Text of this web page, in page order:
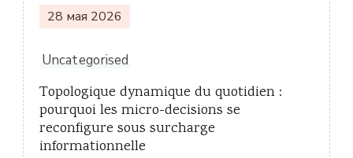
28 мая 2026
Uncategorised
Topologique dynamique du quotidien :
pourquoi les micro-decisions se
reconfigure sous surcharge
informationnelle